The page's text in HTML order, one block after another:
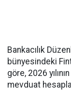
Bankacılık
bünyesindeki
göre, 2026
mevduat